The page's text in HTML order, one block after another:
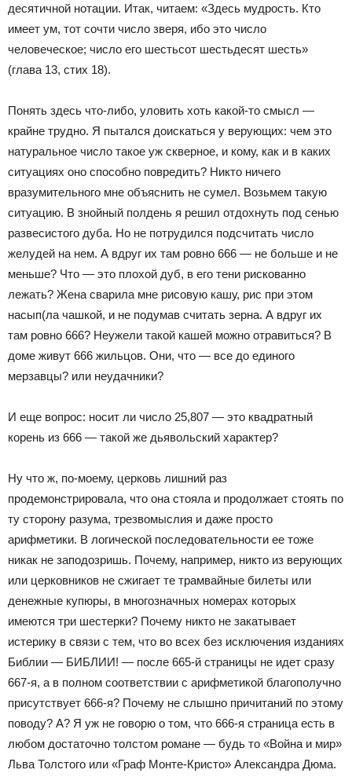
десятичной нотации. Итак, читаем: «Здесь мудрость. Кто
имеет ум, тот сочти число зверя, ибо это число
человеческое; число его шестьсот шестьдесят шесть»
(глава 13, стих 18).
Понять здесь что-либо, уловить хоть какой-то смысл —
крайне трудно. Я пытался доискаться у верующих: чем это
натуральное число такое уж скверное, и кому, как и в каких
ситуациях оно способно повредить? Никто ничего
вразумительного мне объяснить не сумел. Возьмем такую
ситуацию. В знойный полдень я решил отдохнуть под сенью
развесистого дуба. Но не потрудился подсчитать число
желудей на нем. А вдруг их там ровно 666 — не больше и не
меньше? Что — это плохой дуб, в его тени рискованно
лежать? Жена сварила мне рисовую кашу, рис при этом
насып(ла чашкой, и не подумав считать зерна. А вдруг их
там ровно 666? Неужели такой кашей можно отравиться? В
доме живут 666 жильцов. Они, что — все до единого
мерзавцы? или неудачники?
И еще вопрос: носит ли число 25,807 — это квадратный
корень из 666 — такой же дьявольский характер?
Ну что ж, по-моему, церковь лишний раз
продемонстрировала, что она стояла и продолжает стоять по
ту сторону разума, трезвомыслия и даже просто
арифметики. В логической последовательности ее тоже
никак не заподозришь. Почему, например, никто из верующих
или церковников не сжигает те трамвайные билеты или
денежные купюры, в многозначных номерах которых
имеются три шестерки? Почему никто не закатывает
истерику в связи с тем, что во всех без исключения изданиях
Библии — БИБЛИИ! — после 665-й страницы не идет сразу
667-я, а в полном соответствии с арифметикой благополучно
присутствует 666-я? Почему не слышно причитаний по этому
поводу? А? Я уж не говорю о том, что 666-я страница есть в
любом достаточно толстом романе — будь то «Война и мир»
Льва Толстого или «Граф Монте-Кристо» Александра Дюма.